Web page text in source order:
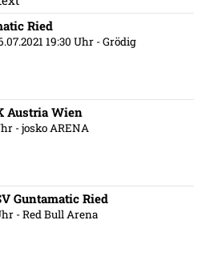
Ried
19:30 Uhr - Grödig
Austria Wien
- josko ARENA
Guntamatic Ried
- Red Bull Arena